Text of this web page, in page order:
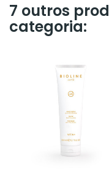
7 outros
categoria: